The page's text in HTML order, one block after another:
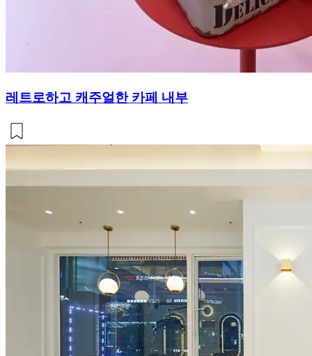
레트로하고 캐주얼한 카페 내부